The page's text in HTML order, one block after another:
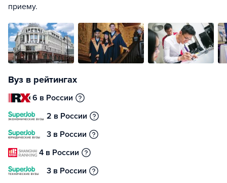
приему.
Вуз в рейтингах
6 в России
2 в России
3 в России
4 в России
3 в России